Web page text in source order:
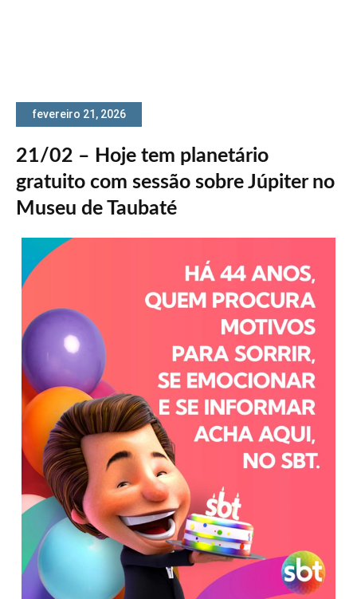
fevereiro 21, 2026
21/02 – Hoje tem planetário
gratuito com sessão sobre Júpiter no
Museu de Taubaté